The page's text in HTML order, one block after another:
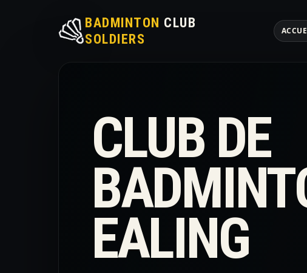
BADMINTON CLUB
SOLDIERS
CLUB DE
EALING